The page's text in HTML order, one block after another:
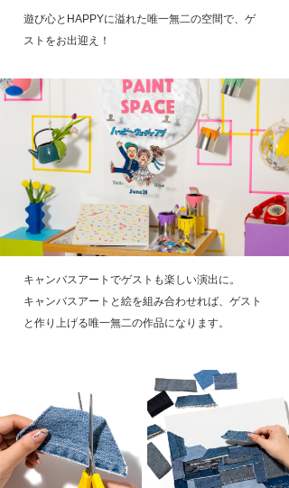
遊び心とHAPPYに溢れた唯一無二の空間で、ゲ
ストをお出迎え！
キャンバスアートでゲストも楽しい演出に。
キャンバスアートと絵を組み合わせれば、ゲスト
と作り上げる唯一無二の作品になります。